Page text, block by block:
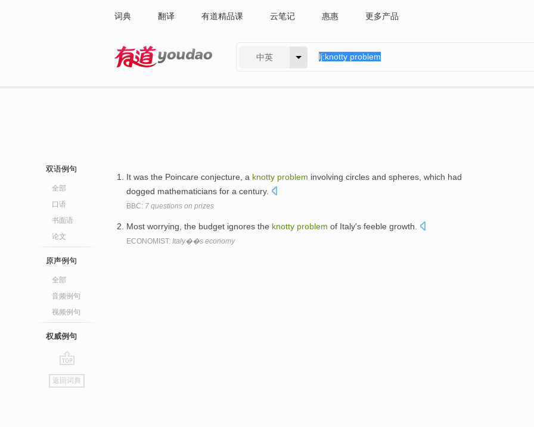
词典 翻译 有道精品课 云笔记 惠惠 更多产品
中英
双语例句
全部
口语
书面语
论文
原声例句
全部
音频例句
视频例句
权威例句
go
top
返回词典
It was the Poincare conjecture, a knotty problem involving circles and spheres, which had
dogged mathematicians for a century.
BBC: 7 questions on prizes
Most worrying, the budget ignores the knotty problem of Italy's feeble growth.
ECONOMIST: Italy��s economy